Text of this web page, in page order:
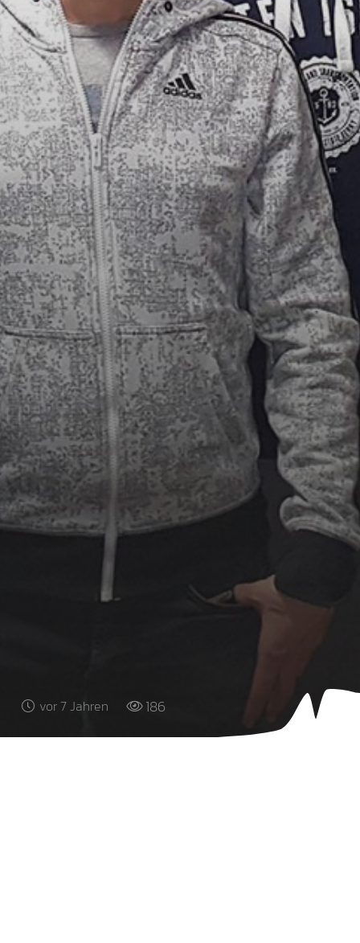
vor 7 Jahren 186